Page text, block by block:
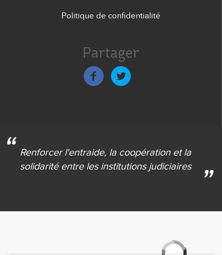
Politique de confidentialité
Partager
Renforcer l'entraide, la coopération et la
solidaritéentre les institutions judiciaires